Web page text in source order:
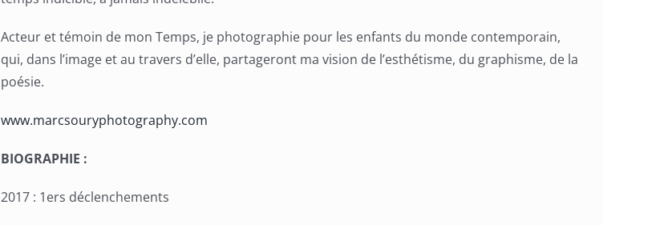
Acteur et témoin de mon Temps, je photographie pour les enfants du monde contemporain,
qui, dans l’image et au travers d’elle, partageront ma vision de l’esthétisme, du graphisme, de la
poésie.
www.marcsouryphotography.com
BIOGRAPHIE :
2017 : 1ers déclenchements